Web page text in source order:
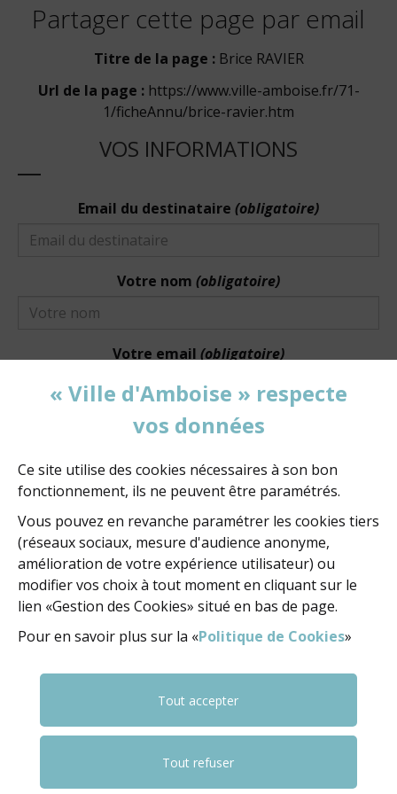
Partager cette page par email
Titre de la page :Brice RAVIER
Url de la page :https://www.ville-amboise.fr/71-
1/ficheAnnu/brice-ravier.htm
VOS INFORMATIONS
Email du destinataire (obligatoire)
Votre nom (obligatoire)
Votre email (obligatoire)
Votre message
VALIDATION(OBLIGATOIRE)
(obligatoire)La
de
validation
« Ville d'Amboise » respecte
vos données
Ce site utilise des cookies nécessaires à son bon
fonctionnement, ils ne peuvent être paramétrés.
Vous pouvez en revanche paramétrer les cookies tiers
(réseaux sociaux, mesure d'audience anonyme,
amélioration de votre expérience utilisateur) ou
modifier vos choix à tout moment en cliquant sur le
lien «Gestion des Cookies» situé en bas de page.
Pour en savoir plus sur la «Politique de Cookies»
Tout accepter
Tout refuser